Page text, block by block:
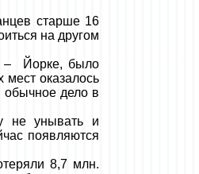
старше 16
на другом
– Йорке, было
мест оказалось
обычное дело в
не унывать и
появляются
8,7 млн.